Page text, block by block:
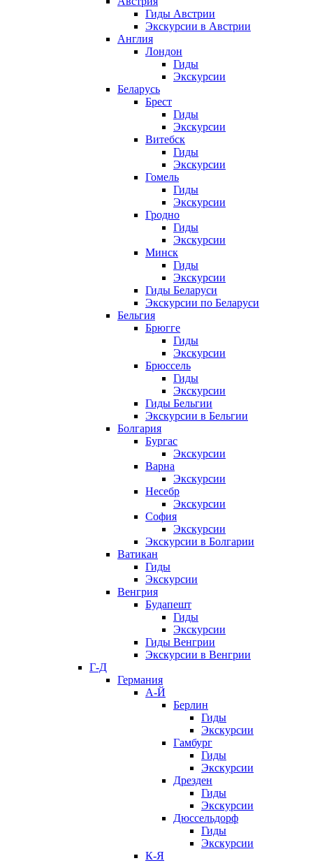
Гиды Австрии
Экскурсии в Австрии
Англия
Лондон
Гиды
Экскурсии
Беларусь
Брест
Гиды
Экскурсии
Витебск
Гиды
Экскурсии
Гомель
Гиды
Экскурсии
Гродно
Гиды
Экскурсии
Минск
Гиды
Экскурсии
Гиды Беларуси
Экскурсии по Беларуси
Бельгия
Брюгге
Гиды
Экскурсии
Брюссель
Гиды
Экскурсии
Гиды Бельгии
Экскурсии в Бельгии
Болгария
Бургас
Экскурсии
Варна
Экскурсии
Несебр
Экскурсии
София
Экскурсии
Экскурсии в Болгарии
Ватикан
Гиды
Экскурсии
Венгрия
Будапешт
Гиды
Экскурсии
Гиды Венгрии
Экскурсии в Венгрии
Г-Д
Германия
А-Й
Берлин
Гиды
Экскурсии
Гамбург
Гиды
Экскурсии
Дрезден
Гиды
Экскурсии
Дюссельдорф
Гиды
Экскурсии
К-Я